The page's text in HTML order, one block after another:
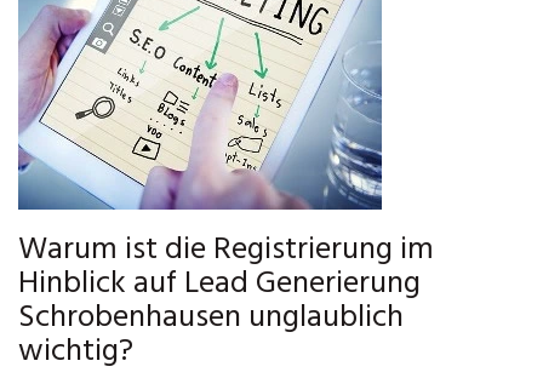
Warum ist die Registrierung im
Hinblick auf Lead Generierung
Schrobenhausen unglaublich
wichtig?